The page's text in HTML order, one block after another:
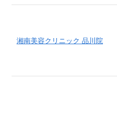
湘南美容クリニック 品川院